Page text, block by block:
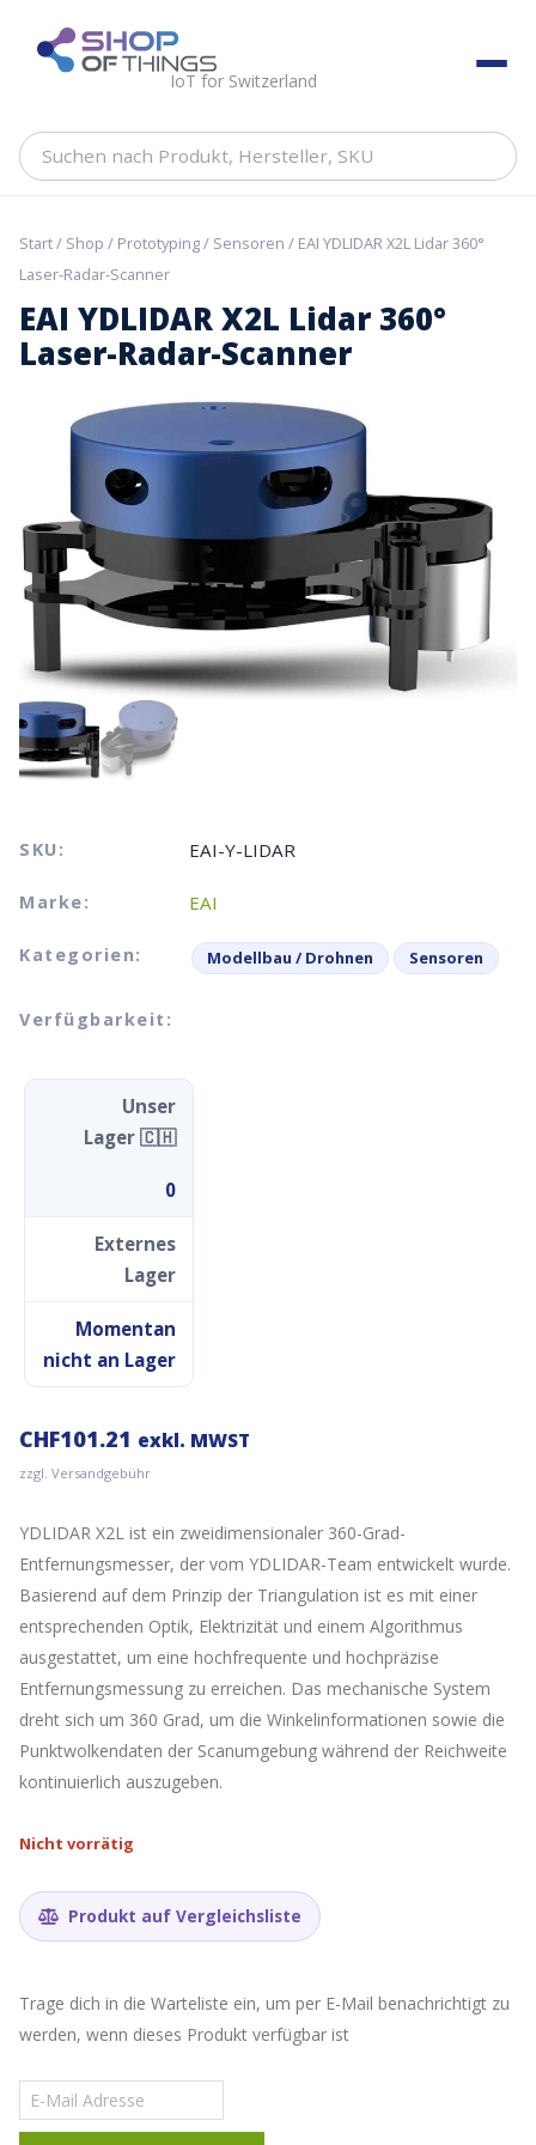
content ShopOfThings
IoT for Switzerland
Suchen
Hersteller,
Start/ Shop / Prototyping/ Sensoren / EAI YDLIDAR X2L Lidar 360°
Laser-Radar-Scanner
EAI YDLIDAR X2L Lidar 360°
Laser-Radar-Scanner
SKU: EAI-Y-LIDAR
Marke: EAI
Kategorien: Modellbau / Drohnen Sensoren
Verfügbarkeit:
Unser
Lager 🇨🇭
0
Externes
Lager
Momentan
nicht an Lager
CHF101.21 exkl. MWST
zzgl. Versandgebühr
YDLIDAR X2L ist ein zweidimensionaler 360-Grad-
Entfernungsmesser, der vom YDLIDAR-Team entwickelt wurde.
Basierend auf dem Prinzip der Triangulation ist es mit einer
entsprechenden Optik, Elektrizität und einem Algorithmus
ausgestattet, um eine hochfrequente und hochpräzise
Entfernungsmessung zu erreichen. Das mechanische System
dreht sich um 360 Grad, um die Winkelinformationen sowie die
Punktwolkendaten der Scanumgebung während der Reichweite
kontinuierlich auszugeben.
Nicht vorrätig
Produkt auf Vergleichsliste
Trage dich in die Warteliste ein, um per E-Mail benachrichtigt zu
werden, wenn dieses Produkt verfügbar ist
Gib
deine
E-